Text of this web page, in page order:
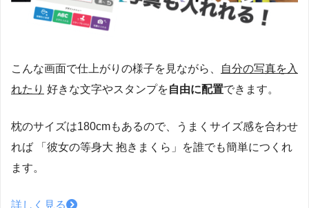
こんな画面で仕上がりの様子を見ながら、
自分の写真を入
れたり 好きな文字やスタンプを自由に配置できます。
枕のサイズは180cmもあるので、うまくサイズ感を合わせ
れば 「彼女の等身大 抱きまくら」を誰でも簡単につくれ
ます。
詳しく見る